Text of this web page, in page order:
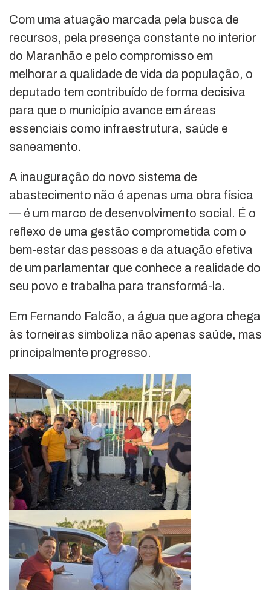
Com uma atuação marcada pela busca de
recursos, pela presença constante no interior
do Maranhão e pelo compromisso em
melhorar a qualidade de vida da população, o
deputado tem contribuído de forma decisiva
para que o município avance em áreas
essenciais como infraestrutura, saúde e
saneamento.
A inauguração do novo sistema de
abastecimento não é apenas uma obra física
— é um marco de desenvolvimento social. É o
reflexo de uma gestão comprometida com o
bem-estar das pessoas e da atuação efetiva
de um parlamentar que conhece a realidade do
seu povo e trabalha para transformá-la.
Em Fernando Falcão, a água que agora chega
às torneiras simboliza não apenas saúde, mas
principalmente progresso.